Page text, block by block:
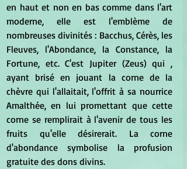
en haut et non en bas comme dans l'art
moderne, elle est l'emblème de
nombreuses divinités : Bacchus, Cérès, les
Fleuves, l'Abondance, la Constance, la
Fortune, etc. C'est Jupiter (Zeus) qui ,
ayant brisé en jouant la corne de la
chèvre qui l'allaitait, l'offrit à sa nourrice
Amalthée, en lui promettant que cette
corne se remplirait à l'avenir de tous les
fruits qu'elle désirerait. La corne
d'abondance symbolise la profusion
gratuite des dons divins.